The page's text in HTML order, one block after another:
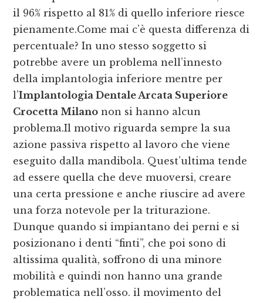
il 96% rispetto al 81% di quello inferiore riesce
pienamente.Come mai c’è questa differenza di
percentuale? In uno stesso soggetto si
potrebbe avere un problema nell’innesto
della implantologia inferiore mentre per
l’Implantologia Dentale Arcata Superiore
Crocetta Milano non si hanno alcun
problema.Il motivo riguarda sempre la sua
azione passiva rispetto al lavoro che viene
eseguito dalla mandibola. Quest’ultima tende
ad essere quella che deve muoversi, creare
una certa pressione e anche riuscire ad avere
una forza notevole per la triturazione.
Dunque quando si impiantano dei perni e si
posizionano i denti “finti”, che poi sono di
altissima qualità, soffrono di una minore
mobilità e quindi non hanno una grande
problematica nell’osso. il movimento del